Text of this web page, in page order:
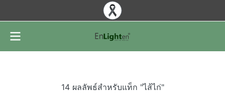
14 ผลลัพธ์สำหรับแท็ก "ไส้ไก่"